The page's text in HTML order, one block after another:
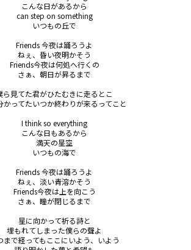
こんな日があるから
can step on something
いつもの丘で
Friends 今夜は踊ろうよ
ねぇ、昏い夜明かそう
Friends今夜は何処へ行くの
さぁ、朝日が昇るまで
ら見てた君がひたむきに走るとこ
かってたいつか終わりが来るってこと
I think so everything
こんな日もあるから
満天の星空
いつもの海で
Friends 今夜は踊ろうよ
ねぇ、淡い青溶かそう
Friends今夜は上を向こう
さぁ、瞳が閉じるまで
星に向かって祈る詩と
埋もれてしまった僕らの聲よ
まで経ってもここにいよう、いよう